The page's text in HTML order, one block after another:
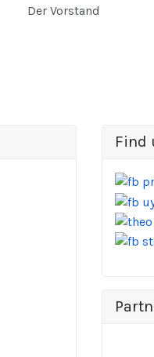
Der Vorstand
Find